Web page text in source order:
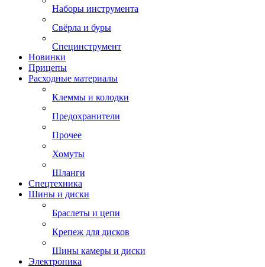
Наборы инструмента
Свёрла и буры
Специнструмент
Новинки
Прицепы
Расходные материалы
Клеммы и колодки
Предохранители
Прочее
Хомуты
Шланги
Спецтехника
Шины и диски
Браслеты и цепи
Крепеж для дисков
Шины камеры и диски
Электроника